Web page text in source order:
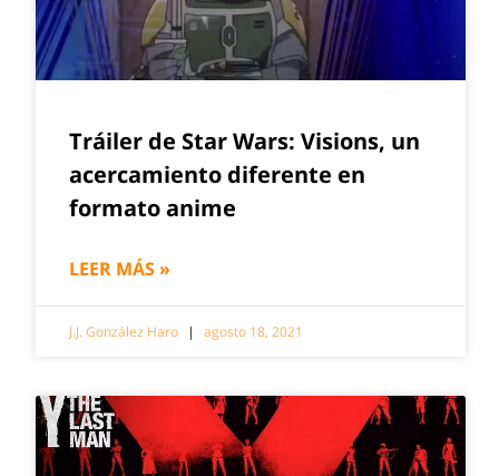
Tráiler de Star Wars: Visions, un
acercamiento diferente en
formato anime
LEER MÁS »
J.J. González Haro agosto 18, 2021